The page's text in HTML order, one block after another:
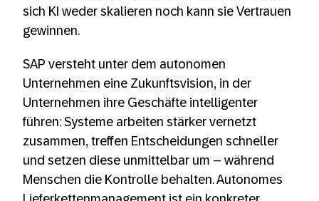
sich KI weder skalieren noch kann sie Vertrauen
gewinnen.
SAP versteht unter dem autonomen
Unternehmen eine Zukunftsvision, in der
Unternehmen ihre Geschäfte intelligenter
führen: Systeme arbeiten stärker vernetzt
zusammen, treffen Entscheidungen schneller
und setzen diese unmittelbar um – während
Menschen die Kontrolle behalten. Autonomes